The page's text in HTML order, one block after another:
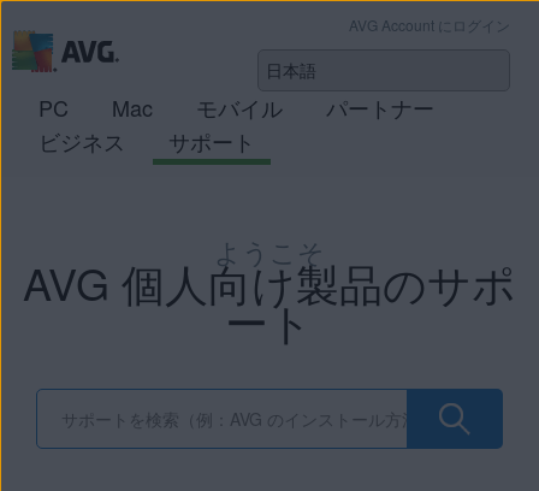
AVG Account にログイン
PC Mac モバイル
パートナー
ビジネス
サポート
ようこそ
AVG 個人向け製品のサポ
ート